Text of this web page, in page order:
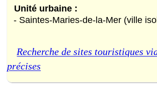
Unité urbaine :
- Saintes-Maries-de-la-Mer (ville
Recherche de sites touristiques
précises